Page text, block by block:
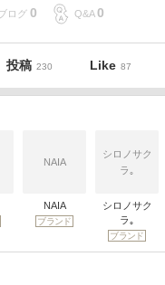
ログ 0 Q&A 0
投稿 230 Like 87
NAIA
NAIA
ブランド
シロノサク
ラ｡
シロノサク
ラ｡
ブランド